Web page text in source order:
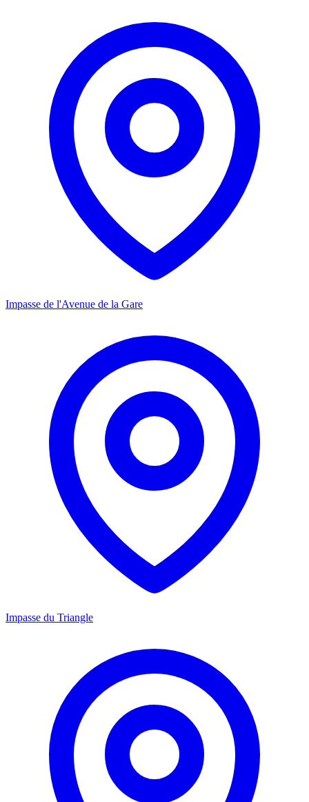
Impasse de l'Avenue de la Gare
Impasse du Triangle